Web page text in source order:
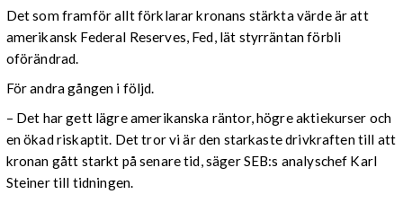
Det som framför allt förklarar kronans stärkta värde är att
amerikansk Federal Reserves, Fed, lät styrräntan förbli
oförändrad.
För andra gången i följd.
– Det har gett lägre amerikanska räntor, högre aktiekurser och
en ökad riskaptit. Det tror vi är den starkaste drivkraften till att
kronan gått starkt på senare tid, säger SEB:s analyschef Karl
Steiner till tidningen.